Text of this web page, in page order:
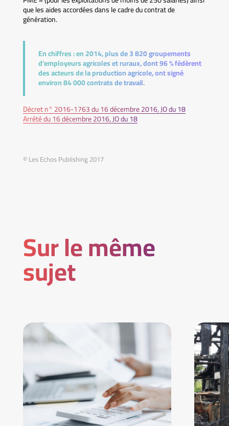
que les aides accordées dans le cadre du contrat de
génération.
En chiffres :en 2014, plus de 3 820 groupements
d’employeurs agricoles et ruraux, dont 96 % fédèrent
des acteurs de la production agricole, ont signé
environ 84 000 contrats de travail.
Décret n° 2016-1763 du 16 décembre 2016, JO du 18
Arrêté du 16 décembre 2016, JO du 18
© Les Echos Publishing 2017
Sur le même
sujet